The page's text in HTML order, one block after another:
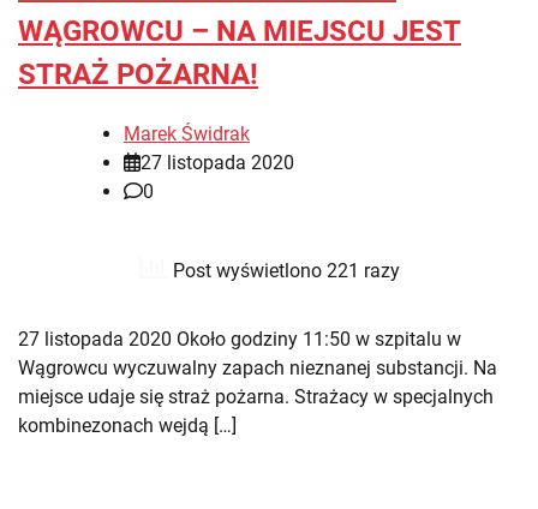
WĄGROWCU – NA MIEJSCU JEST
STRAŻ POŻARNA!
Marek Świdrak
27 listopada 2020
0
Post wyświetlono 221 razy
27 listopada 2020 Około godziny 11:50 w szpitalu w
Wągrowcu wyczuwalny zapach nieznanej substancji. Na
miejsce udaje się straż pożarna. Strażacy w specjalnych
kombinezonach wejdą […]